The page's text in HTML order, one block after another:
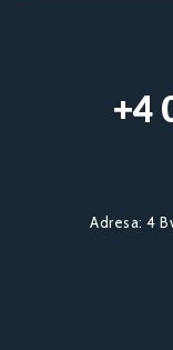
+4
Adresa: 4